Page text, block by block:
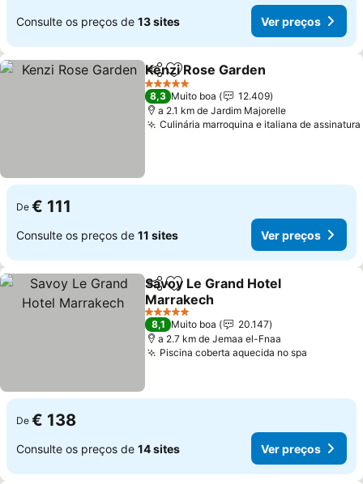
Consulte os preços de 13 sites Ver preços
PartilharAdicionar aos favoritos
Kenzi Rose Garden
5 Estrelas
8,3 Muito boa
12.409
a 2.1 km de Jardim Majorelle
Culinária marroquina e italiana de assinatura
De € 111
Consulte os preços de 11 sites Ver preços
PartilharAdicionar aos favoritos
Savoy Le Grand Hotel
Marrakech
5 Estrelas
8,1 Muito boa
20.147
a 2.7 km de Jemaa el-Fnaa
Piscina coberta aquecida no spa
De € 138
Consulte os preços de 14 sites Ver preços